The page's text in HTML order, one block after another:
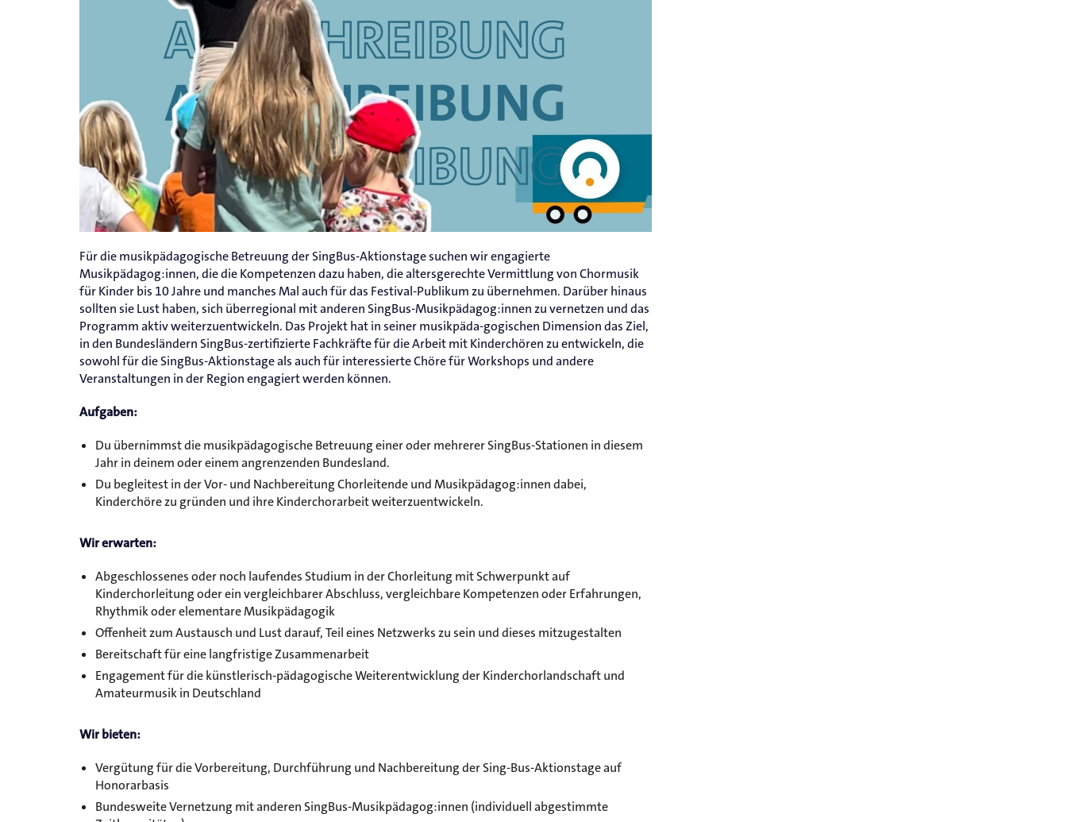
Für die musikpädagogische Betreuung der SingBus-Aktionstage suchen wir engagierte
Musikpädagog:innen, die die Kompetenzen dazu haben, die altersgerechte Vermittlung von Chormusik
für Kinder bis 10 Jahre und manches Mal auch für das Festival-Publikum zu übernehmen. Darüber hinaus
sollten sie Lust haben, sich überregional mit anderen SingBus-Musikpädagog:innen zu vernetzen und das
Programm aktiv weiterzuentwickeln. Das Projekt hat in seiner musikpäda-gogischen Dimension das Ziel,
in den Bundesländern SingBus-zertifizierte Fachkräfte für die Arbeit mit Kinderchören zu entwickeln, die
sowohl für die SingBus-Aktionstage als auch für interessierte Chöre für Workshops und andere
Veranstaltungen in der Region engagiert werden können.
Aufgaben:
Du übernimmst die musikpädagogische Betreuung einer oder mehrerer SingBus-Stationen in diesem
Jahr in deinem oder einem angrenzenden Bundesland.
Du begleitest in der Vor- und Nachbereitung Chorleitende und Musikpädagog:innen dabei,
Kinderchöre zu gründen und ihre Kinderchorarbeit weiterzuentwickeln.
Wir erwarten:
Abgeschlossenes oder noch laufendes Studium in der Chorleitung mit Schwerpunkt auf
Kinderchorleitung oder ein vergleichbarer Abschluss, vergleichbare Kompetenzen oder Erfahrungen,
Rhythmik oder elementare Musikpädagogik
Offenheit zum Austausch und Lust darauf, Teil eines Netzwerks zu sein und dieses mitzugestalten
Bereitschaft für eine langfristige Zusammenarbeit
Engagement für die künstlerisch-pädagogische Weiterentwicklung der Kinderchorlandschaft und
Amateurmusik in Deutschland
Wir bieten:
Vergütung für die Vorbereitung, Durchführung und Nachbereitung der Sing-Bus-Aktionstage auf
Honorarbasis
Bundesweite Vernetzung mit anderen SingBus-Musikpädagog:innen (individuell abgestimmte